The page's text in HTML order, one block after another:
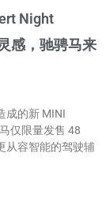
Night
感，驰骋马来
成的新 MINI
仅限量发售 48
从容智能的驾驶辅